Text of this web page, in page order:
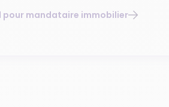
pour mandataire immobilier